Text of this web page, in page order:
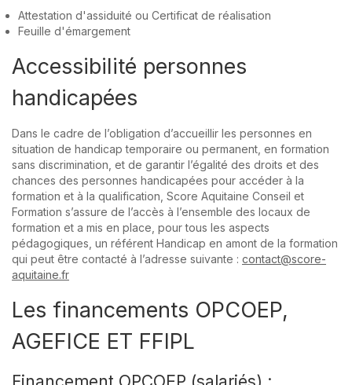
Attestation d'assiduité ou Certificat de réalisation
Feuille d'émargement
Accessibilité personnes
handicapées
Dans le cadre de l’obligation d’accueillir les personnes en
situation de handicap temporaire ou permanent, en formation
sans discrimination, et de garantir l’égalité des droits et des
chances des personnes handicapées pour accéder à la
formation et à la qualification, Score Aquitaine Conseil et
Formation s’assure de l’accès à l’ensemble des locaux de
formation et a mis en place, pour tous les aspects
pédagogiques, un référent Handicap en amont de la formation
qui peut être contacté à l’adresse suivante : contact@score-
aquitaine.fr
Les financements OPCOEP,
AGEFICE ET FFIPL